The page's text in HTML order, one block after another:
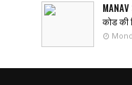
कोड की